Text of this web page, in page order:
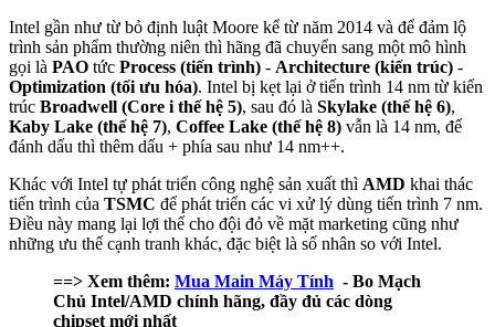
Intel gần như từ bỏ định luật Moore kể từ năm 2014 và để đảm lộ
trình sản phẩm thường niên thì hãng đã chuyển sang một mô hình
gọi là PAO tức Process (tiến trình) - Architecture (kiến trúc) -
Optimization (tối ưu hóa). Intel bị kẹt lại ở tiến trình 14 nm từ kiến
trúc Broadwell (Core i thế hệ 5), sau đó là Skylake (thế hệ 6),
Kaby Lake (thế hệ 7), Coffee Lake (thế hệ 8) vẫn là 14 nm, để
đánh dấu thì thêm dấu + phía sau như 14 nm++.
Khác với Intel tự phát triển công nghệ sản xuất thì AMD khai thác
tiến trình của TSMC để phát triển các vi xử lý dùng tiến trình 7 nm.
Điều này mang lại lợi thế cho đội đỏ về mặt marketing cũng như
những ưu thế cạnh tranh khác, đặc biệt là số nhân so với Intel.
==> Xem thêm: Mua Main Máy Tính - Bo Mạch
Chủ Intel/AMD chính hãng, đầy đủ các dòng
chipset mới nhất